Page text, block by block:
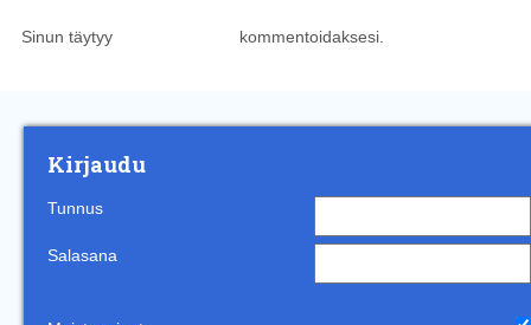
Sinun täytyy kommentoidaksesi.
Kirjaudu
Tunnus
Salasana